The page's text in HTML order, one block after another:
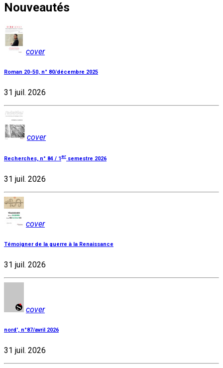
Nouveautés
cover
Roman 20-50, n° 80/décembre 2025
31 juil. 2026
cover
Recherches, n° 84 / 1 er semestre 2026
31 juil. 2026
cover
Témoigner de la guerre à la Renaissance
31 juil. 2026
cover
nord', n°87/avril 2026
31 juil. 2026